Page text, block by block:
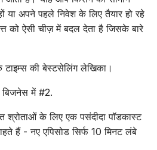
या अपने पहले निवेश के लिए तैयार हो रहे
को ऐसी चीज़ में बदल देता है जिसके बारे
टाइम्स की बेस्टसेलिंग लेखिका।
बिजनेस में #2.
श्रोताओं के लिए एक पसंदीदा पॉडकास्ट
हैं - नए एपिसोड सिर्फ 10 मिनट लंबे